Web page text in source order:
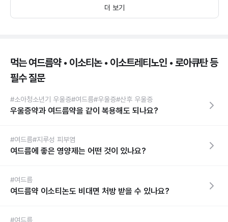
더 보기
먹는 여드름약 • 이소티논 • 이소트레티노인 • 로아큐탄 등
필수 질문
#소아청소년기 우울증#여드름#우울증#산후 우울증
우울증약과 여드름약을 같이 복용해도 되나요?
#여드름#지루성 피부염
여드름에 좋은 영양제는 어떤 것이 있나요?
#여드름
여드름약 이소티논도 비대면 처방 받을 수 있나요?
#여드름